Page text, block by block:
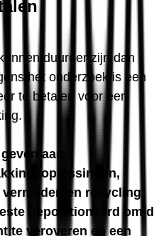
duurder zijn dan
het onderzoek is een
te betalen voor een
aan
en recycling
gepositioneerd om
te veroveren en een